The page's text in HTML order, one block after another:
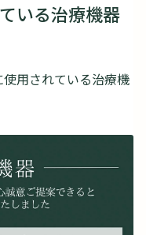
いる治療機器
使用されている治療機